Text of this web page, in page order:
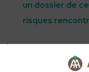
un dossier de
risques
cession, il était